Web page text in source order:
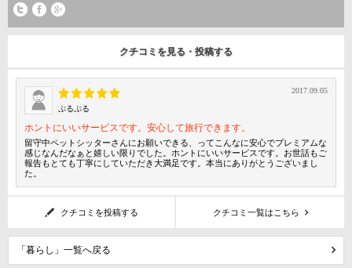
クチコミを見る・投稿する
2017.09.05
ぷるぷる
ホントにいいサービスです。安心して旅行できます。
留守中ペットシッターさんにお願いできる、ってこんなに安心でプレミアムな
感じなんだなぁと嬉しい限りでした。ホントにいいサービスです。お世話もご
報告もとても丁寧にしていただき大満足です。本当にありがとうございまし
た。
クチコミを投稿する クチコミ一覧はこちら
「暮らし」一覧へ戻る